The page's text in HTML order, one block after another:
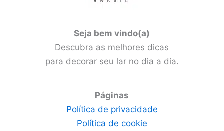
Seja bem vindo(a)
Descubra as melhores dicas
para decorar seu lar no dia a dia.
Páginas
Política de privacidade
Política de cookie